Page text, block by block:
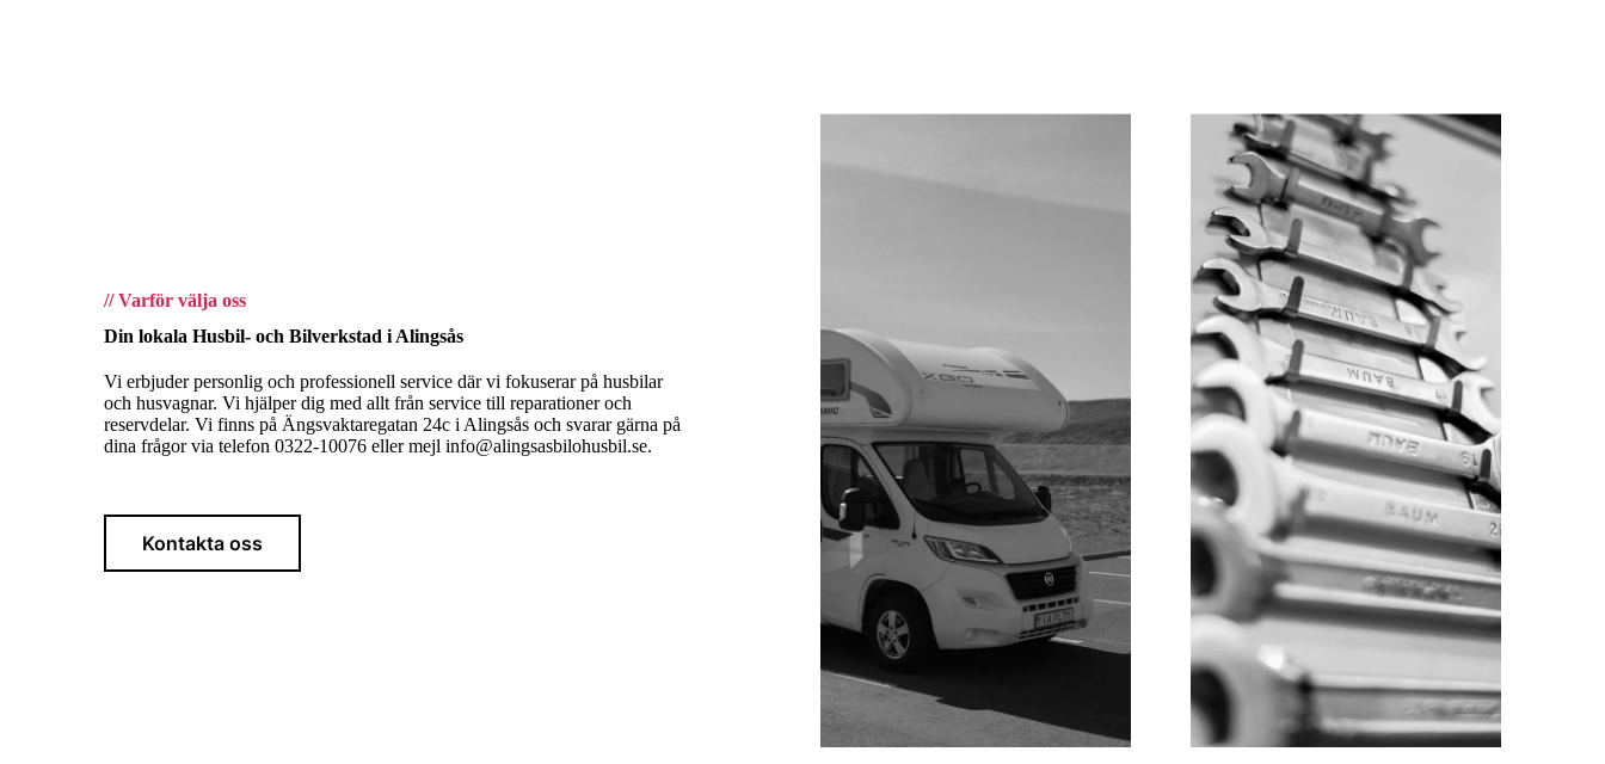
// Varför välja oss
Din lokala Husbil- och Bilverkstad i Alingsås
Vi erbjuder personlig och professionell service där vi fokuserar på husbilar
och husvagnar. Vi hjälper dig med allt från service till reparationer och
reservdelar. Vi finns på Ängsvaktaregatan 24c i Alingsås och svarar gärna på
dina frågor via telefon 0322-10076 eller mejl info@alingsasbilohusbil.se.
Kontakta oss